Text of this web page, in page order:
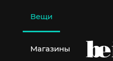
содержимому
Вещи
Магазины